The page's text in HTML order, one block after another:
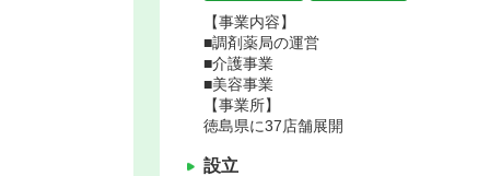
【事業内容】
■調剤薬局の運営
■介護事業
■美容事業
【事業所】
徳島県に37店舗展開
設立